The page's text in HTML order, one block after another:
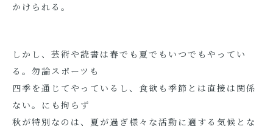
かけられる。
しかし、芸術や読書は春でも夏でもいつでもやってい
る。勿論スポーツも
四季を通じてやっているし、食欲も季節とは直接は関係
ない。にも拘らず
秋が特別なのは、夏が過ぎ様々な活動に適する気候とな